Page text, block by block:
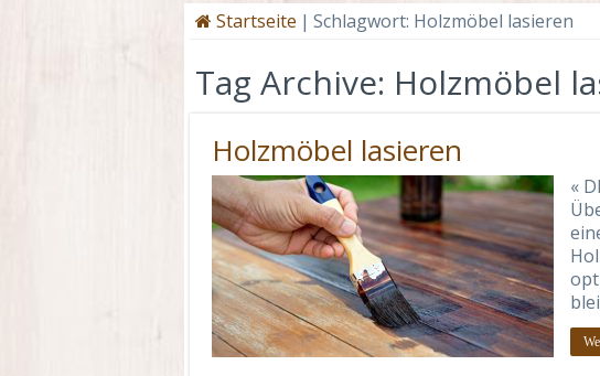
Startseite | Schlagwort: Holzmöbel lasieren
Tag Archive: Holzmöbel
Holzmöbel lasieren
«